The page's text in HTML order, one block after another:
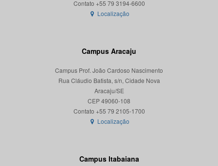
Localização
Campus Aracaju
Campus Prof. João Cardoso Nascimento
Rua Cláudio Batista, s/n, Cidade Nova
Aracaju/SE
CEP 49060-108
Localização
Campus Itabaiana